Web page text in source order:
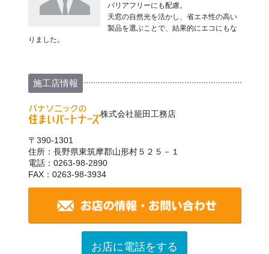
バリアフリーにも配慮。
天窓の自然光を活かし、省エネ性の高い
製品を選ぶことで、結果的にエコにもな
りました。
施工店情報
株式会社籠田工務店
〒390-1301
住所：長野県東筑摩郡山形村５２５－１
電話：0263-98-2890
FAX：0263-98-3934
お店に電話をする